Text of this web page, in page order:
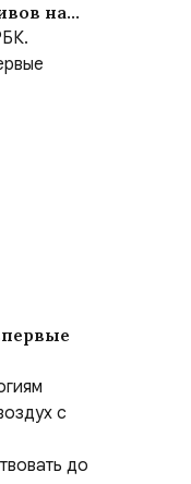
на
с